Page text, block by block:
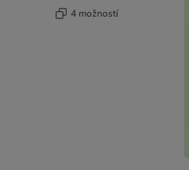
4 možností